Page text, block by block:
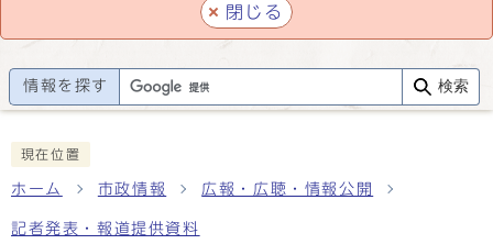
閉じる
情報を探す 検索
現在位置
ホーム 市政情報 広報・広聴・情報公開
記者発表・報道提供資料